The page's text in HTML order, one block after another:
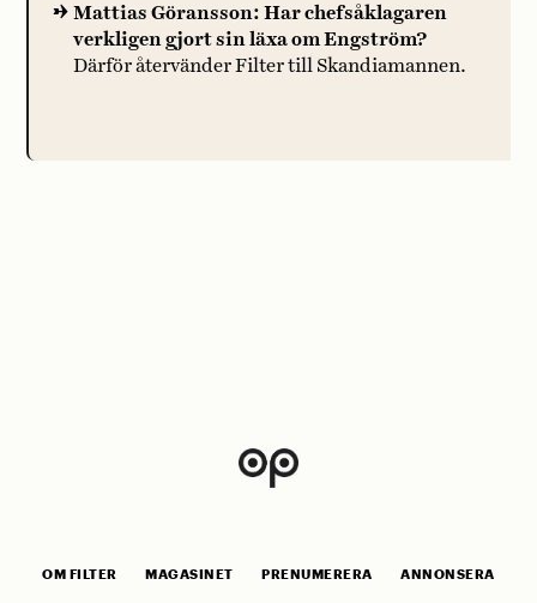
Mattias Göransson: Har chefsåklagaren
verkligen gjort sin läxa om Engström?
Därför återvänder Filter till Skandiamannen.
OM FILTER MAGASINET PRENUMERERA ANNONSERA